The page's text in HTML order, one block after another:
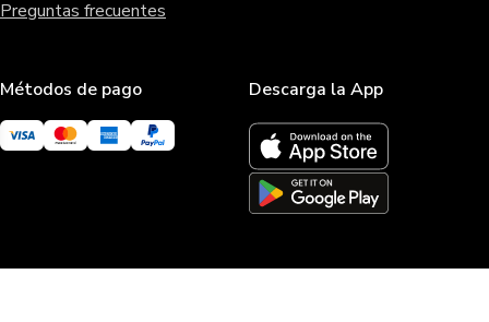
Preguntas frecuentes
Métodos de pago Descarga la App